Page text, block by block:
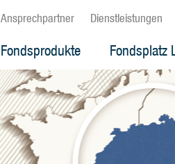
Ansprechpartner Dienstleistungen
Fondsprodukte Fondsplatz